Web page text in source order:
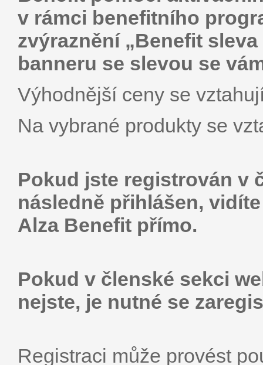
v rámci benefitního
zvýraznění „Benefit
banneru se slevou se
Výhodnější ceny se
Na vybrané produkty se
Pokud jste registrován v
následně přihlášen,
Alza Benefit přímo.
Pokud v členské sekci
nejste, je nutné se
Registraci může provést